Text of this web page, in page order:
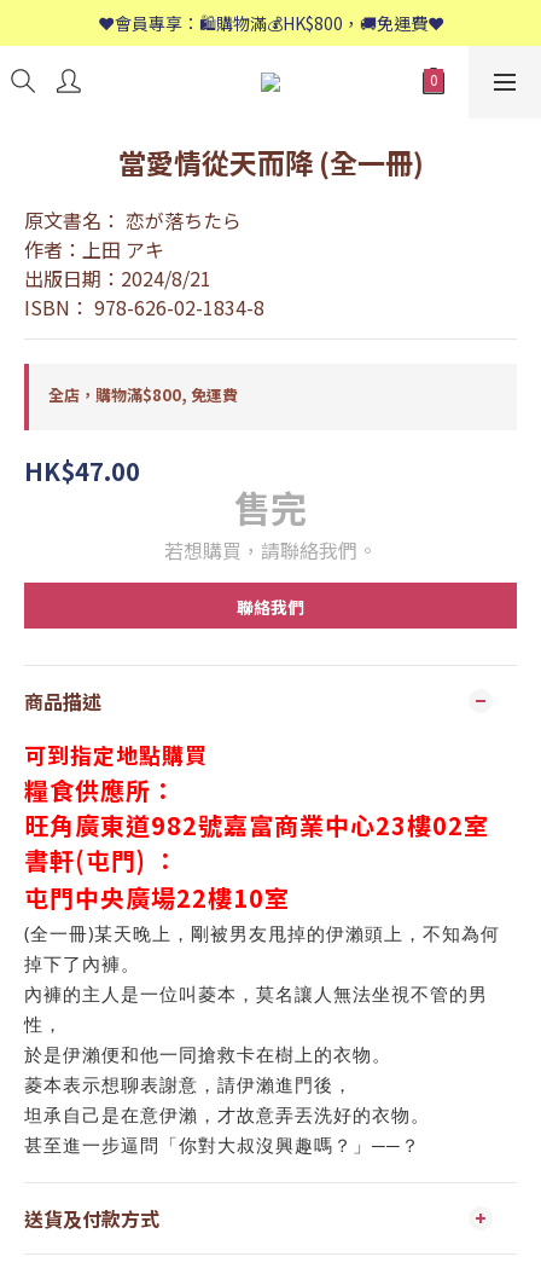
📱歡迎WhatsApp查詢：9558 8661
❤️會員專享：🛍購物滿💰HK$800，🚚免運費❤️
📱歡迎WhatsApp查詢：9558 8661
當愛情從天而降 (全一冊)
原文書名： 恋が落ちたら
作者：上田 アキ
出版日期：2024/8/21
ISBN： 978-626-02-1834-8
全店，購物滿$800, 免運費
HK$47.00
售完
若想購買，請聯絡我們。
聯絡我們
商品描述
可到指定地點購買
糧食供應所：
旺角廣東道982號嘉富商業中心23樓02室
書軒(屯門) ：
屯門中央廣場22樓10室
(全一冊)某天晚上，剛被男友甩掉的伊瀨頭上，不知為何
掉下了內褲。
內褲的主人是一位叫菱本，莫名讓人無法坐視不管的男
性，
於是伊瀨便和他一同搶救卡在樹上的衣物。
菱本表示想聊表謝意，請伊瀨進門後，
坦承自己是在意伊瀨，才故意弄丟洗好的衣物。
甚至進一步逼問「你對大叔沒興趣嗎？」──？
送貨及付款方式